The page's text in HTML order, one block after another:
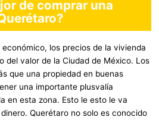
decomprar una
?
los precios de la vivienda
del valor de la Ciudad de México. Los
que una propiedad en buenas
una importante plusvalía
en esta zona. Esto le esto le va
Querétaro no solo es conocido